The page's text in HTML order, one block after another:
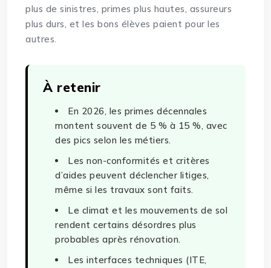
plus de sinistres, primes plus hautes, assureurs
plus durs, et les bons élèves paient pour les
autres.
À retenir
En 2026, les primes décennales
montent souvent de 5 % à 15 %, avec
des pics selon les métiers.
Les non-conformités et critères
d’aides peuvent déclencher litiges,
même si les travaux sont faits.
Le climat et les mouvements de sol
rendent certains désordres plus
probables après rénovation.
Les interfaces techniques (ITE,